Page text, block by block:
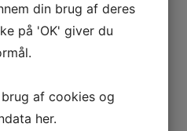
din brug af deres
på 'OK' giver du
af cookies og
her.